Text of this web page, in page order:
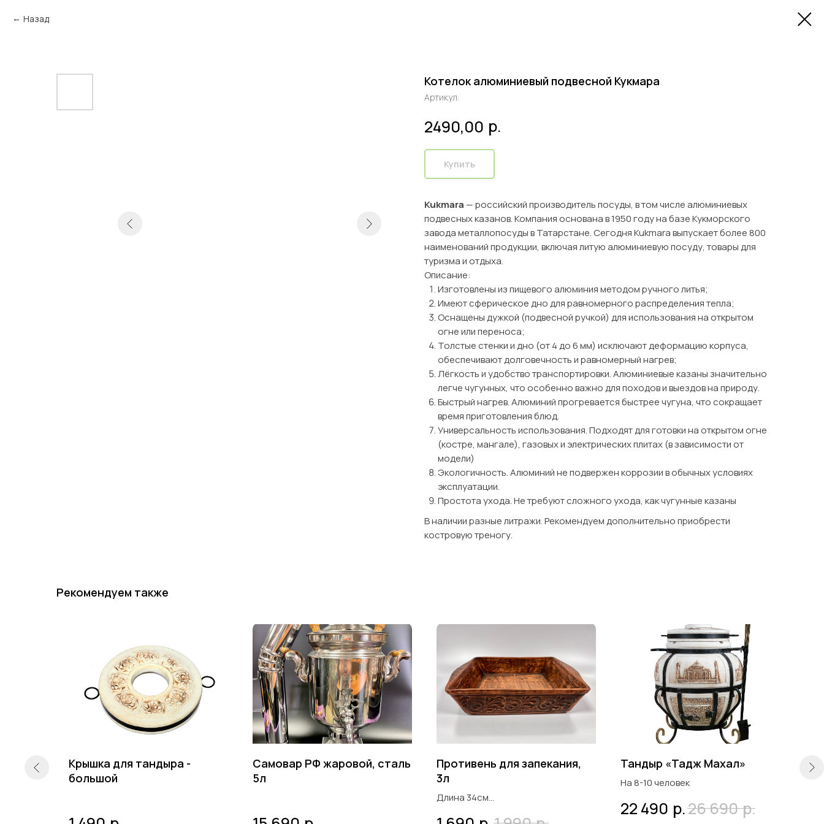
Назад
Котелок алюминиевый подвесной Кукмара
Артикул:
2490,00 р.
Купить
Kukmara — российский производитель посуды, в том числе алюминиевых
подвесных казанов. Компания основана в 1950 году на базе Кукморского
завода металлопосуды в Татарстане. Сегодня Kukmara выпускает более 800
наименований продукции, включая литую алюминиевую посуду, товары для
туризма и отдыха.
Описание:
Изготовлены из пищевого алюминия методом ручного литья;
Имеют сферическое дно для равномерного распределения тепла;
Оснащены дужкой (подвесной ручкой) для использования на открытом
огне или переноса;
Толстые стенки и дно (от 4 до 6 мм) исключают деформацию корпуса,
обеспечивают долговечность и равномерный нагрев;
Лёгкость и удобство транспортировки. Алюминиевые казаны значительно
легче чугунных, что особенно важно для походов и выездов на природу.
Быстрый нагрев. Алюминий прогревается быстрее чугуна, что сокращает
время приготовления блюд.
Универсальность использования.Подходят для готовки на открытом огне
(костре, мангале), газовых и электрических плитах (в зависимости от
модели)
Экологичность. Алюминий не подвержен коррозии в обычных условиях
эксплуатации.
Простота ухода. Не требуют сложного ухода, как чугунные казаны
В наличии разные литражи. Рекомендуем дополнительно приобрести
костровую треногу.
Рекомендуем также
Крышка для тандыра -
большой
Самовар РФ жаровой, сталь
5л
Противень для запекания,
3л
Длина 34см
Тандыр «Тадж Махал»
На 8-10 человек
22 490 р.26 690 р.